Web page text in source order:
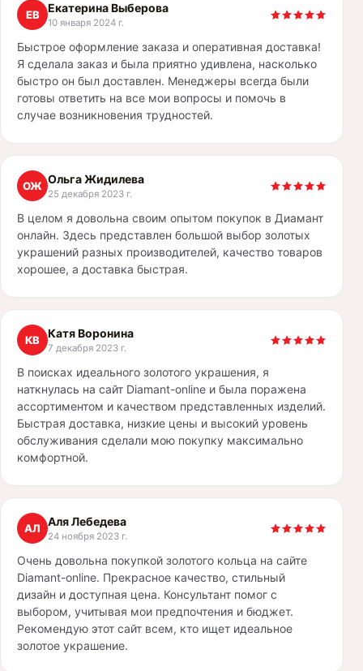
ЕВ Екатерина Выберова
10 января 2024 г.
Быстрое оформление заказа и оперативная доставка!
Я сделала заказ и была приятно удивлена, насколько
быстро он был доставлен. Менеджеры всегда были
готовы ответить на все мои вопросы и помочь в
случае возникновения трудностей.
ОЖ Ольга Жидилева
25 декабря 2023 г.
В целом я довольна своим опытом покупок в Диамант
онлайн. Здесь представлен большой выбор золотых
украшений разных производителей, качество товаров
хорошее, а доставка быстрая.
КВ Катя Воронина
7 декабря 2023 г.
В поисках идеального золотого украшения, я
наткнулась на сайт Diamant-online и была поражена
ассортиментом и качеством представленных изделий.
Быстрая доставка, низкие цены и высокий уровень
обслуживания сделали мою покупку максимально
комфортной.
АЛ Аля Лебедева
24 ноября 2023 г.
Очень довольна покупкой золотого кольца на сайте
Diamant-online. Прекрасное качество, стильный
дизайн и доступная цена. Консультант помог с
выбором, учитывая мои предпочтения и бюджет.
Рекомендую этот сайт всем, кто ищет идеальное
золотое украшение.